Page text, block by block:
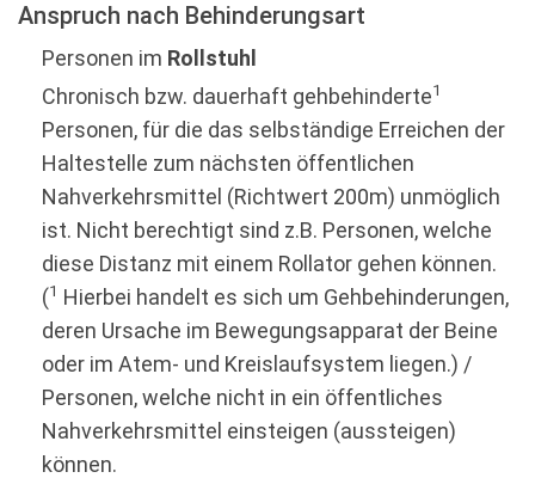
Anspruch nach Behinderungsart
Personen im Rollstuhl
Chronisch bzw. dauerhaft gehbehinderte1
Personen, für die das selbständige Erreichen der
Haltestelle zum nächsten öffentlichen
Nahverkehrsmittel (Richtwert 200m) unmöglich
ist. Nicht berechtigt sind z.B. Personen, welche
diese Distanz mit einem Rollator gehen können.
(1 Hierbei handelt es sich um Gehbehinderungen,
deren Ursache im Bewegungsapparat der Beine
oder im Atem- und Kreislaufsystem liegen.) /
Personen, welche nicht in ein öffentliches
Nahverkehrsmittel einsteigen (aussteigen)
können.